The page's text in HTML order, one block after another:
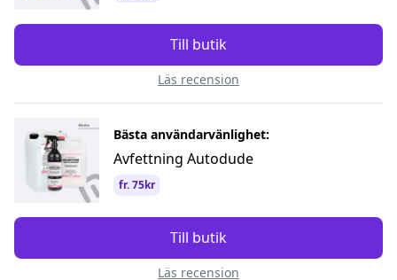
Till butik
Läs recension
Bästa användarvänlighet:
Avfettning Autodude
fr. 75kr
Till butik
Läs recension